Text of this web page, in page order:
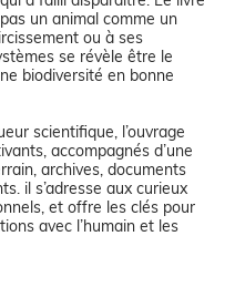
un animal comme un
ou à ses
se révèle être le
biodiversité en bonne
scientifique, l’ouvrage
accompagnés d’une
archives, documents
il s’adresse aux curieux
et offre les clés pour
avec l’humain et les